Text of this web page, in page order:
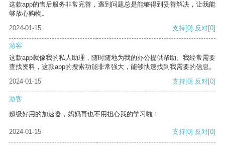
这款app的售后服务非常完善，遇到问题总是能够得到妥善解决，让我能
够放心购物。
2024-01-15
支持[0] 反对[0]
游客
这款app就像我的私人助理，随时随地为我的办公提供帮助。我经常需要
查找资料，这款app的搜索功能非常强大，能够快速找到我需要的信息。
2024-01-15
支持[0] 反对[0]
游客
超级好用的加速器，妈妈再也不用担心我的学习啦！
2024-01-15 支持[0] 反对[0]